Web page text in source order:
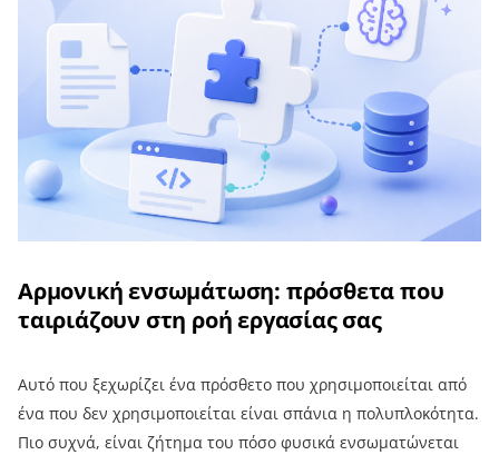
Αρμονική ενσωμάτωση: πρόσθετα που
ταιριάζουν στη ροή εργασίας σας
Αυτό που ξεχωρίζει ένα πρόσθετο που χρησιμοποιείται από
ένα που δεν χρησιμοποιείται είναι σπάνια η πολυπλοκότητα.
Πιο συχνά, είναι ζήτημα του πόσο φυσικά ενσωματώνεται